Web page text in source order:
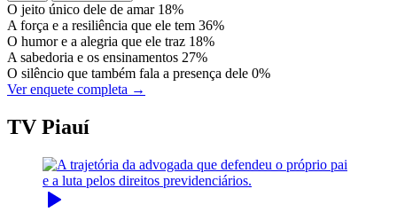
O jeito único dele de amar 18%
A força e a resiliência que ele tem 36%
O humor e a alegria que ele traz 18%
A sabedoria e os ensinamentos 27%
O silêncio que também fala a presença dele 0%
Ver enquete completa →
TV Piauí